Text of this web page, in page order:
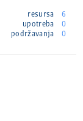
resursa
6
upotreba
0
podržavanja
0